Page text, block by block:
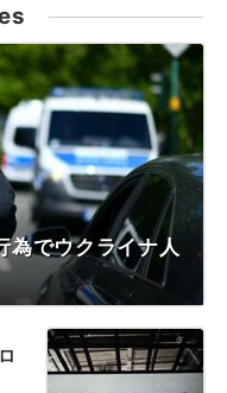
為でウクライナ人